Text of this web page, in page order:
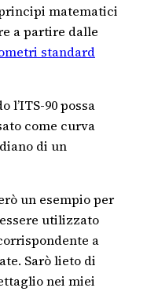
matematici
a partire dalle
standard
l’ITS-90 possa
come curva
di un
un esempio per
utilizzato
a
Sarò lieto di
nei miei